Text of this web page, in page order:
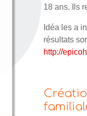
18 ans. Ils
Idéa les a
résultats
http://